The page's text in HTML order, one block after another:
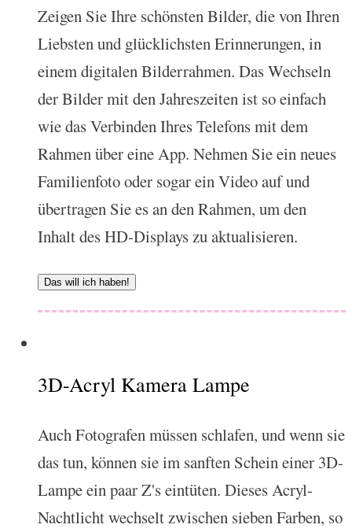
Zeigen Sie Ihre schönsten Bilder, die von Ihren
Liebsten und glücklichsten Erinnerungen, in
einem digitalen Bilderrahmen. Das Wechseln
der Bilder mit den Jahreszeiten ist so einfach
wie das Verbinden Ihres Telefons mit dem
Rahmen über eine App. Nehmen Sie ein neues
Familienfoto oder sogar ein Video auf und
übertragen Sie es an den Rahmen, um den
Inhalt des HD-Displays zu aktualisieren.
Das will ich haben!
3D-Acryl Kamera Lampe
Auch Fotografen müssen schlafen, und wenn sie
das tun, können sie im sanften Schein einer 3D-
Lampe ein paar Z's eintüten. Dieses Acryl-
Nachtlicht wechselt zwischen sieben Farben, so